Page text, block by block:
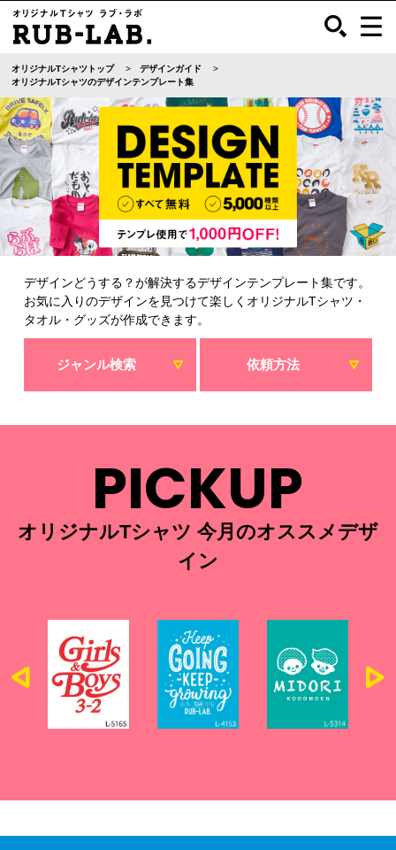
オリジナルTシャツトップ
デザインガイド
オリジナルTシャツのデザインテンプレート集
デザインどうする？が解決するデザインテンプレート集です。
お気に入りのデザインを見つけて楽しくオリジナルTシャツ・
タオル・グッズが作成できます。
ジャンル検索 依頼方法
PICKUP
オリジナルTシャツ 今月のオススメデザ
イン